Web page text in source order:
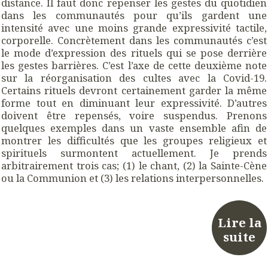
distance. Il faut donc repenser les gestes du quotidien
dans les communautés pour qu’ils gardent une
intensité avec une moins grande expressivité tactile,
corporelle. Concrètement dans les communautés c’est
le mode d’expression des rituels qui se pose derrière
les gestes barrières. C’est l’axe de cette deuxième note
sur la réorganisation des cultes avec la Covid-19.
Certains rituels devront certainement garder la même
forme tout en diminuant leur expressivité. D’autres
doivent être repensés, voire suspendus. Prenons
quelques exemples dans un vaste ensemble afin de
montrer les difficultés que les groupes religieux et
spirituels surmontent actuellement. Je prends
arbitrairement trois cas; (1) le chant, (2) la Sainte-Cène
ou la Communion et (3) les relations interpersonnelles.
Lire la
suite